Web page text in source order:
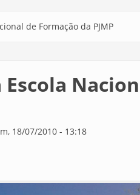
de Formação da PJMP
18/07/2010 - 13:18